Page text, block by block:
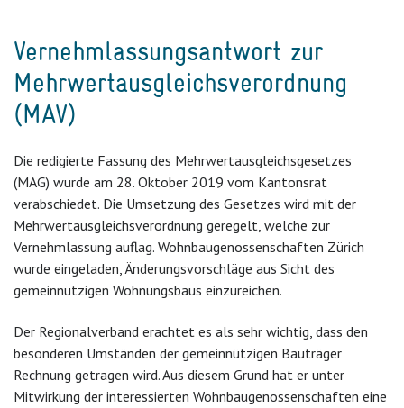
Vernehmlassungsantwort zur
Mehrwertausgleichsverordnung
(MAV)
Die redigierte Fassung des Mehrwertausgleichsgesetzes
(MAG) wurde am 28. Oktober 2019 vom Kantonsrat
verabschiedet. Die Umsetzung des Gesetzes wird mit der
Mehrwertausgleichsverordnung geregelt, welche zur
Vernehmlassung auflag. Wohnbaugenossenschaften Zürich
wurde eingeladen, Änderungsvorschläge aus Sicht des
gemeinnützigen Wohnungsbaus einzureichen.
Der Regionalverband erachtet es als sehr wichtig, dass den
besonderen Umständen der gemeinnützigen Bauträger
Rechnung getragen wird. Aus diesem Grund hat er unter
Mitwirkung der interessierten Wohnbaugenossenschaften eine